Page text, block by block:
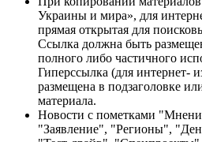
Украины и мира», для
прямая открытая для
Ссылка должна быть
полного либо частичного
Гиперссылка (для интернет-
размещена в подзаголовке
материала.
Новости с пометками
"Заявление", "Регионы",